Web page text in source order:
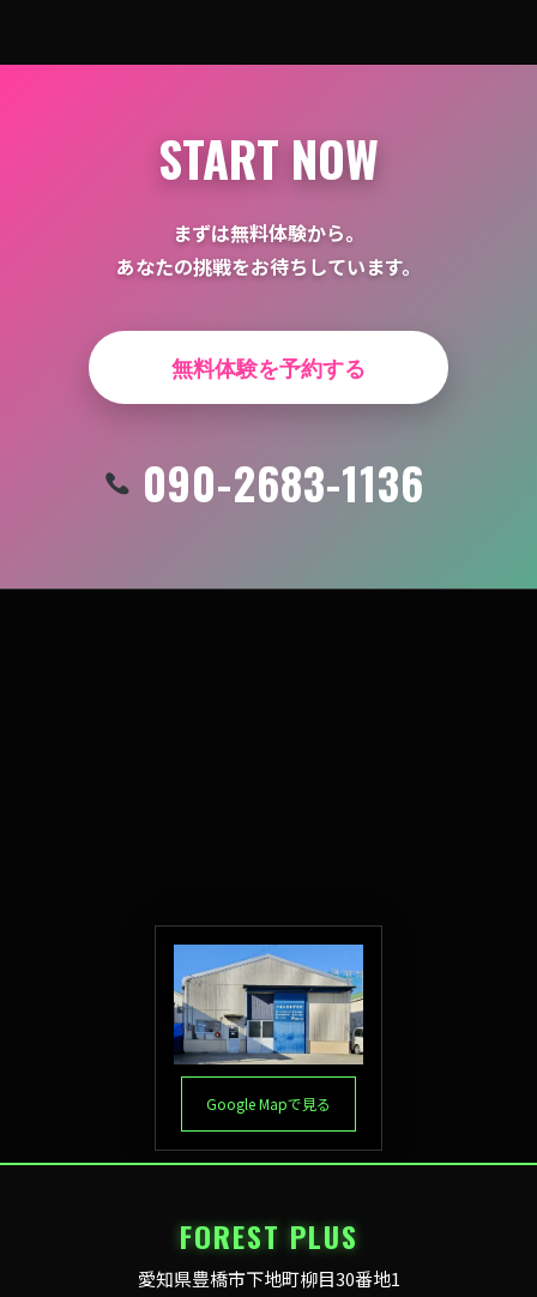
ョ
START NOW
まずは無料体験から。
あなたの挑戦をお待ちしています。
無料体験を予約する
090-2683-1136
Google Mapで見る
FOREST PLUS
愛知県豊橋市下地町柳目30番地1